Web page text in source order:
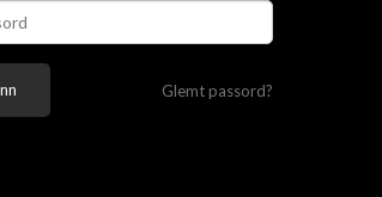
Glemt passord?